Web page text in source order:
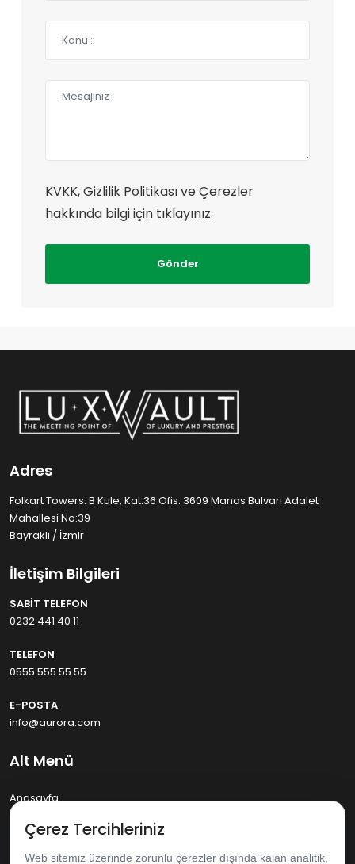
KVKK, Gizlilik Politikası ve Çerezler
hakkında bilgi için tıklayınız.
Gönder
Adres
Folkart Towers: B Kule, Kat:36 Ofis: 3609 Manas Bulvarı Adalet
Mahallesi No:39
Bayraklı / İzmir
İletişim Bilgileri
SABIT TELEFON
0232 441 40 11
TELEFON
0555 555 55 55
E-POSTA
info@aurora.com
Alt Menü
Anasayfa
Hakkımızda
Çerez Tercihleriniz
Web sitemiz üzerinde zorunlu çerezler dışında kalan analitik,